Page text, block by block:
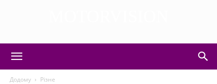
Додому Різне